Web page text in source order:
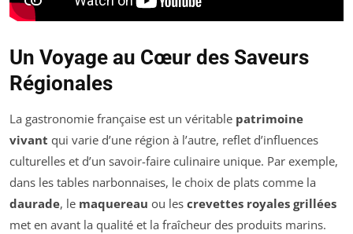
Un Voyage au Cœur des Saveurs
Régionales
La gastronomie française est un véritable patrimoine
vivant qui varie d’une région à l’autre, reflet d’influences
culturelles et d’un savoir-faire culinaire unique. Par exemple,
dans les tables narbonnaises, le choix de plats comme la
daurade, le maquereau ou les crevettes royales grillées
met en avant la qualité et la fraîcheur des produits marins.